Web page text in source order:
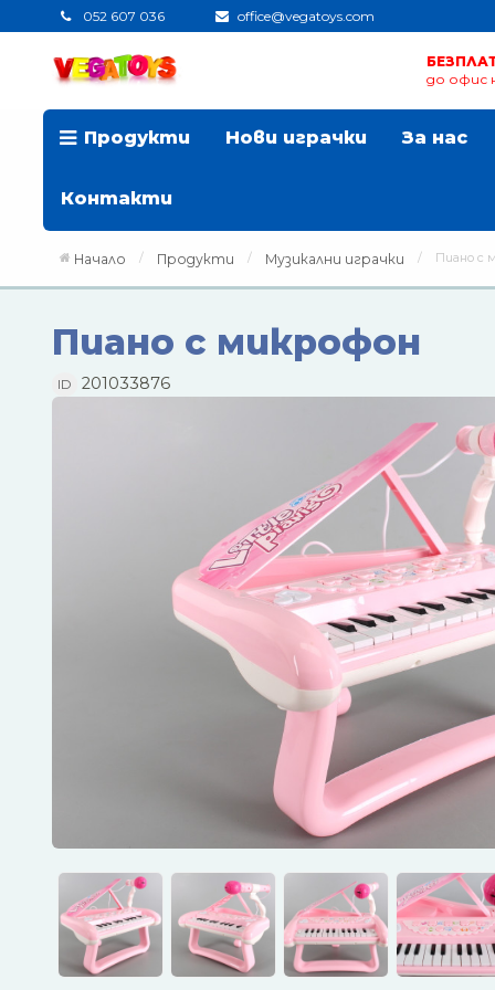
052 607 036 office@vegatoys.com
до офис
Продукти Нови играчки За нас
Контакти
Начало Продукти Музикални играчки Пиано с
Пиано с микрофон
ID 201033876